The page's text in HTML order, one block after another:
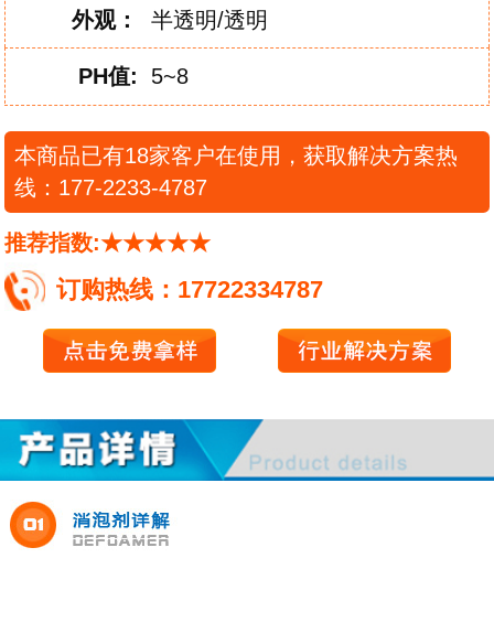
外观： 半透明/透明
PH值: 5~8
本商品已有18家客户在使用，获取解决方案热
线：177-2233-4787
推荐指数:★★★★★
订购热线：17722334787